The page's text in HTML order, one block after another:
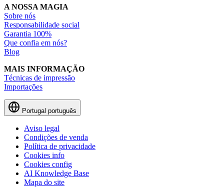
A NOSSA MAGIA
Sobre nós
Responsabilidade social
Garantia 100%
Que confia em nós?
Blog
MAIS INFORMAÇÃO
Técnicas de impressão
Importações
Portugal português
Aviso legal
Condições de venda
Política de privacidade
Cookies info
Cookies config
AI Knowledge Base
Mapa do site